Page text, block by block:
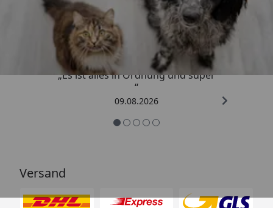
Trusted Shops
4,73/ 5
„Es ist alles in Ordnung und super
“
09.08.2026
Versand